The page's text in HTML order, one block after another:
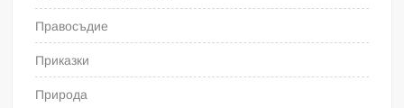
Правосъдие
Приказки
Природа